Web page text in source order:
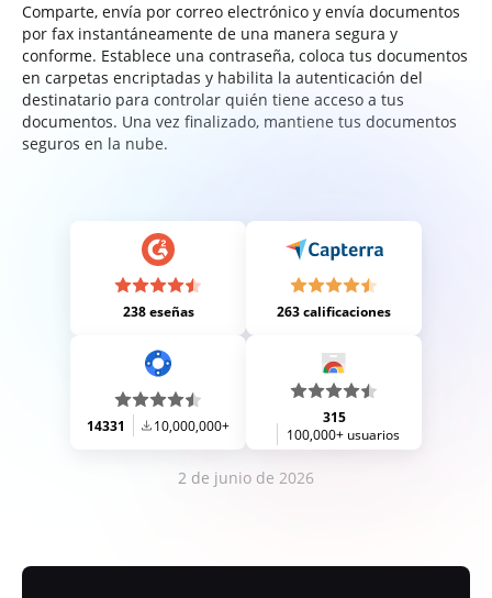
Comparte, envía por correo electrónico y envía documentos
por fax instantáneamente de una manera segura y
conforme. Establece una contraseña, coloca tus documentos
en carpetas encriptadas y habilita la autenticación del
destinatario para controlar quién tiene acceso a tus
documentos. Una vez finalizado, mantiene tus documentos
seguros en la nube.
238 eseñas 263 calificaciones
14331 10,000,000+
315
100,000+ usuarios
2 de junio de 2026